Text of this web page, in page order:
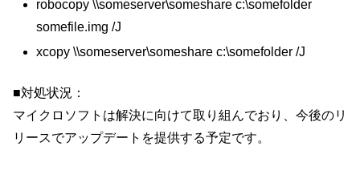
robocopy \\someserver\someshare c:\somefolder
somefile.img /J
xcopy \\someserver\someshare c:\somefolder /J
■対処状況：
マイクロソフトは解決に向けて取り組んでおり、今後のリ
リースでアップデートを提供する予定です。